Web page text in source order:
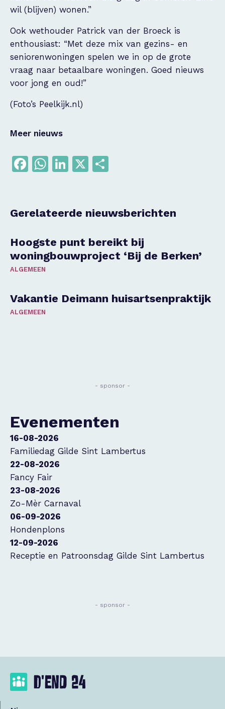
wil (blijven) wonen.”
Ook wethouder Patrick van der Broeck is
enthousiast: “Met deze mix van gezins- en
seniorenwoningen spelen we in op de grote
vraag naar betaalbare woningen. Goed nieuws
voor jong en oud!”
(Foto’s Peelkijk.nl)
Meer nieuws
Facebook
WhatsApp
LinkedIn
X
Gerelateerde nieuwsberichten
Hoogste punt bereikt bij
woningbouwproject ‘Bij de Berken’
ALGEMEEN
Vakantie Deimann huisartsenpraktijk
ALGEMEEN
- sponsor -
Evenementen
16-08-2026
Familiedag Gilde Sint Lambertus
22-08-2026
Fancy Fair
23-08-2026
Zo-Mèr Carnaval
06-09-2026
Hondenplons
12-09-2026
Receptie en Patroonsdag Gilde Sint Lambertus
- sponsor -